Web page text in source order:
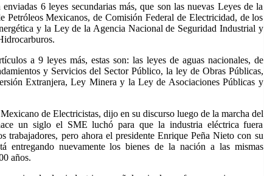
6 leyes secundarias más, que son las nuevas Leyes de la
Petróleos Mexicanos, de Comisión Federal de Electricidad, de los
y la Ley de la Agencia Nacional de Seguridad Industrial y
a 9 leyes más, estas son: las leyes de aguas nacionales, de
y Servicios del Sector Público, la ley de Obras Públicas,
Extranjera, Ley Minera y la Ley de Asociaciones Públicas y
de Electricistas, dijo en su discurso luego de la marcha del
un siglo el SME luchó para que la industria eléctrica fuera
trabajadores, pero ahora el presidente Enrique Peña Nieto con su
entregando nuevamente los bienes de la nación a las mismas
años.